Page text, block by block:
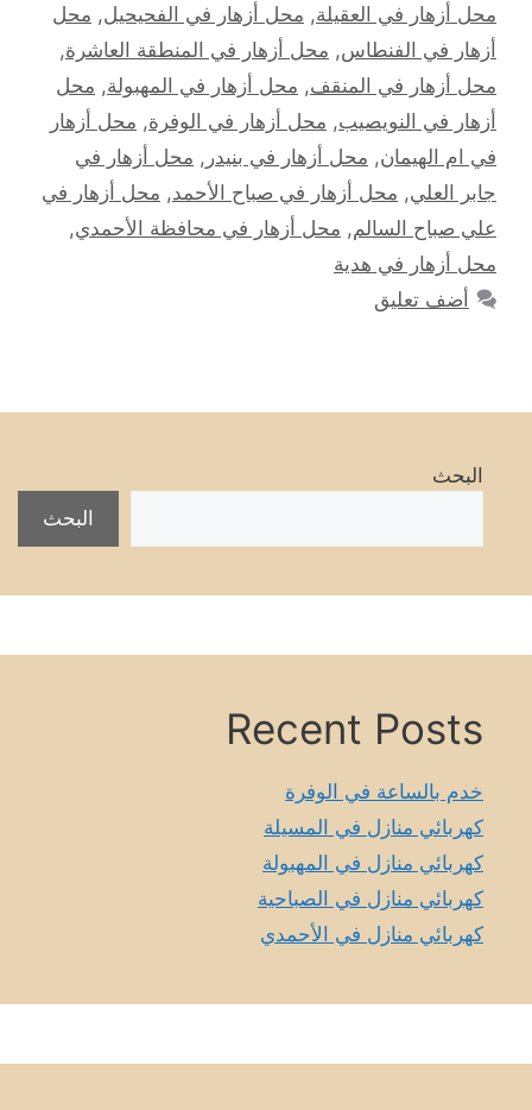
محل أزهار في العقيلة, محل أزهار في الفحيحيل, محل
أزهار في الفنطاس, محل أزهار في المنطقة العاشرة,
محل أزهار في المنقف, محل أزهار في المهبولة, محل
أزهار في النويصيب, محل أزهار في الوفرة, محل أزهار
في ام الهيمان, محل أزهار في بنيدر , محل أزهار في
جابر العلي, محل أزهار في صباح الأحمد, محل أزهار في
علي صباح السالم, محل أزهار في محافظة الأحمدي,
محل أزهار في هدية
أضف تعليق
البحث
البحث
Recent Posts
خدم بالساعة في الوفرة
كهربائي منازل في المسيلة
كهربائي منازل في المهبولة
كهربائي منازل في الصباحية
كهربائي منازل في الأحمدي